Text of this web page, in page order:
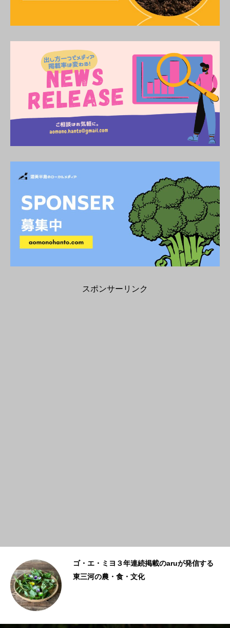
スポンサーリンク
ゴ・エ・ミヨ３年連続掲載のaruが発信する
東三河の農・食・文化